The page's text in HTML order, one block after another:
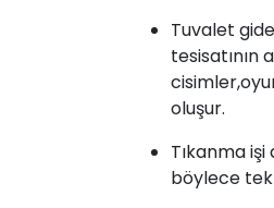
Tuvalet
tesisatının
oluşur.
Tıkanmaişi
böylece